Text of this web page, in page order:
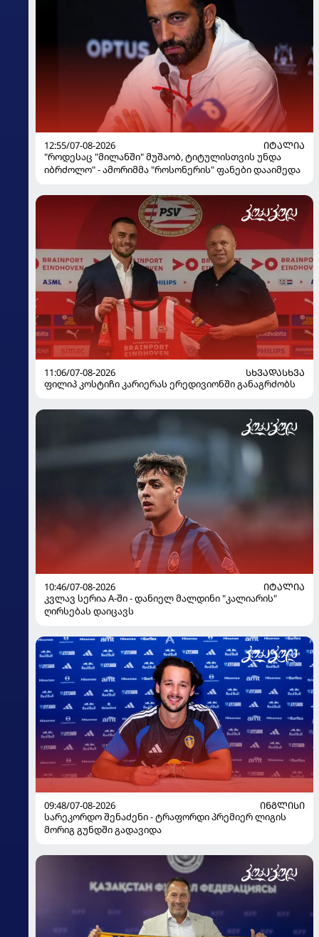
12:55/07-08-2026
ᲘᲢᲐᲚᲘᲐ
"როდესაც "მილანში" მუშაობ, ტიტულისთვის უნდა
იბრძოლო" - ამორიმმა "როსონერის" ფანები დააიმედა
11:06/07-08-2026
ᲡᲮᲕᲐᲓᲐᲡᲮᲕᲐ
ფილიპ კოსტიჩი კარიერას ერედივიონში განაგრძობს
10:46/07-08-2026
ᲘᲢᲐᲚᲘᲐ
კვლავ სერია A-ში - დანიელ მალდინი "კალიარის"
ღირსებას დაიცავს
09:48/07-08-2026
ᲘᲜᲒᲚᲘᲡᲘ
სარეკორდო შენაძენი - ტრაფორდი პრემიერ ლიგის
მორიგ გუნდში გადავიდა